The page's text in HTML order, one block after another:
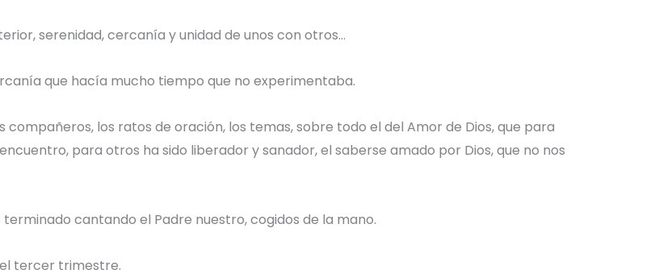
serenidad, cercanía y unidad de unos con otros…
que hacía mucho tiempo que no experimentaba.
compañeros, los ratos de oración, los temas, sobre todo el del Amor de Dios, que para
para otros ha sido liberador y sanador, el saberse amado por Dios, que no nos
cantando el Padre nuestro, cogidos de la mano.
tercer trimestre.